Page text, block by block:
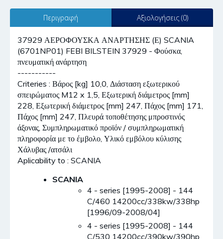
Περιγραφή Αξιολογήσεις (0)
37929 ΑΕΡΟΦΟΥΣΚΑ ΑΝΑΡΤΗΣΗΣ (Ε) SCANIA
(6701NP01) FEBI BILSTEIN 37929 - Φούσκα,
πνευματική ανάρτηση
-----------
Criteries : Βάρος [kg] 10,0, Διάσταση εξωτερικού
σπειρώματος M12 x 1,5, Εξωτερική διάμετρος [mm]
228, Εξωτερική διάμετρος [mm] 247, Πάχος [mm] 171,
Πάχος [mm] 247, Πλευρά τοποθέτησης μπροστινός
άξονας, Συμπληρωματικό προϊόν / συμπληρωματική
πληροφορία με το έμβολο, Υλικό εμβόλου κύλισης
Χάλυβας /ατσάλι
Aplicability to : SCANIA
SCANIA
4 - series [1995-2008] - 144
C/460 14200cc/338kw/338hp
[1996/09-2008/04]
4 - series [1995-2008] - 144
C/530 14200cc/390kw/390hp